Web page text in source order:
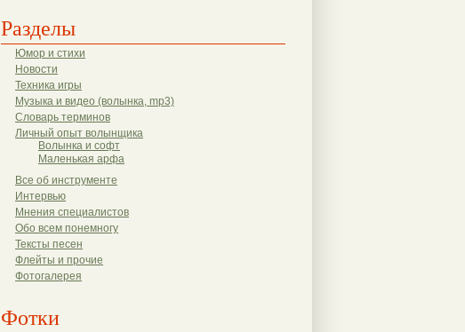
Разделы
Юмор и стихи
Новости
Техника игры
Музыка и видео (волынка, mp3)
Словарь терминов
Личный опыт волынщика
Волынка и софт
Маленькая арфа
Все об инструменте
Интервью
Мнения специалистов
Обо всем понемногу
Тексты песен
Флейты и прочие
Фотогалерея
Фотки